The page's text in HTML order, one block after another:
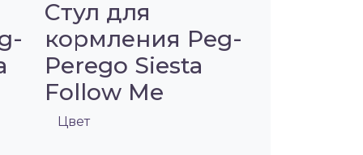
Стул для
кормления Peg-
Perego Siesta
Follow Me
Цвет